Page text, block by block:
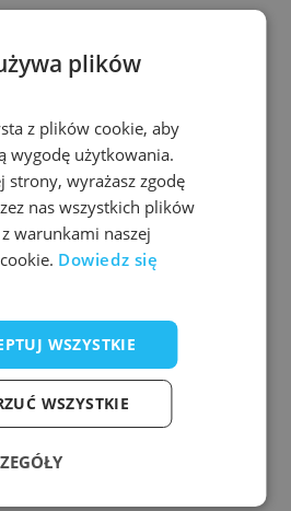
PYTANIA
plików
z plików cookie, aby
wygodę użytkowania.
strony, wyrażasz zgodę
nas wszystkich plików
warunkami naszej
Dowiedz się
WSZYSTKIE
WSZYSTKIE